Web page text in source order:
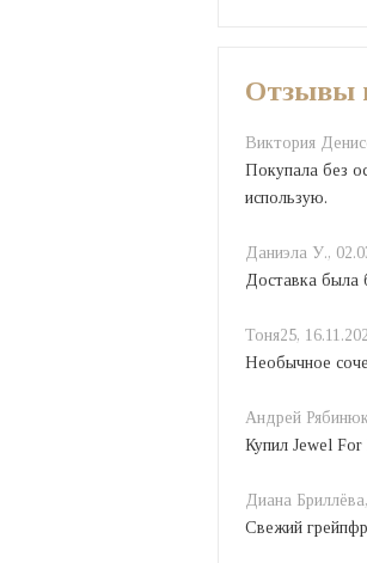
Отзывы
Виктория
Покупала без
использую.
Даниэла У.,
Доставка была
Тоня25,
Необычное
Андрей
Купил Jewel
Диана Бриллёва,
Свежий